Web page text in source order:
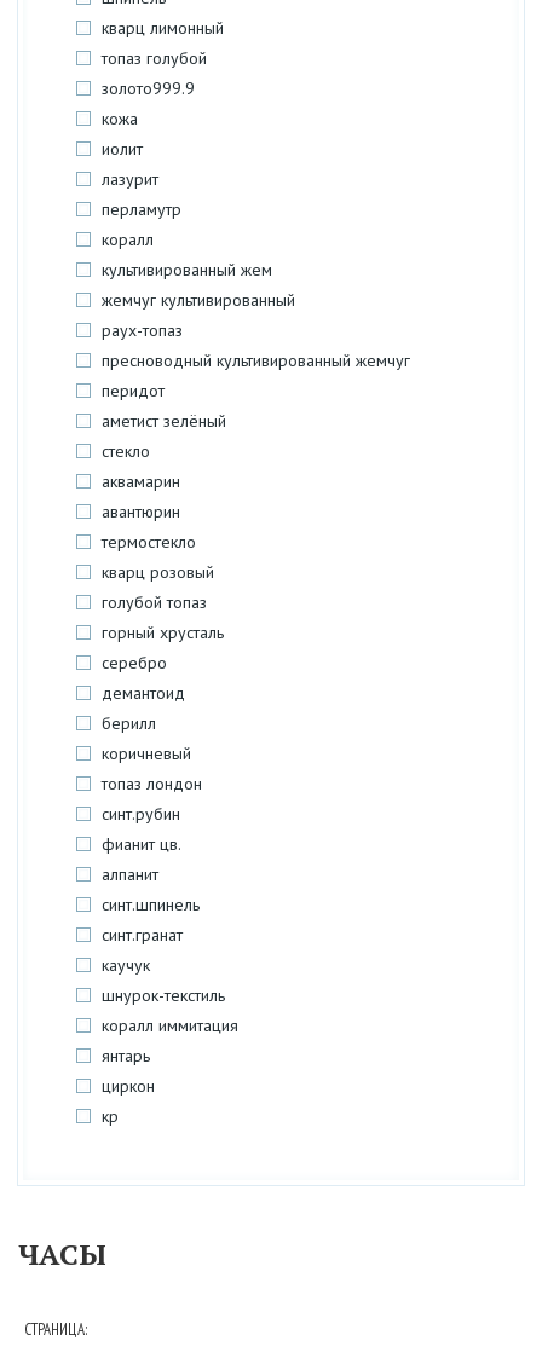
кварц лимонный
топаз голубой
золото999.9
кожа
иолит
лазурит
перламутр
коралл
культивированный жем
жемчуг культивированный
раух-топаз
пресноводный культивированный жемчуг
перидот
аметист зелёный
стекло
аквамарин
авантюрин
термостекло
кварц розовый
голубой топаз
горный хрусталь
серебро
демантоид
берилл
коричневый
топаз лондон
синт.рубин
фианит цв.
алпанит
синт.шпинель
синт.гранат
каучук
шнурок-текстиль
коралл иммитация
янтарь
циркон
кр
ЧАСЫ
СТРАНИЦА: